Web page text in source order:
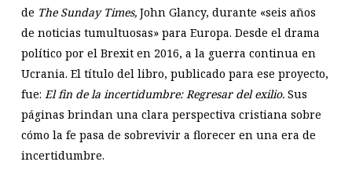
de The Sunday Times,John Glancy, durante «seis años
de noticias tumultuosas» para Europa. Desde el drama
político por el Brexit en 2016, a la guerra continua en
Ucrania. El título del libro, publicado para ese proyecto,
fue: El fin de la incertidumbre: Regresar del exilio. Sus
páginas brindan una clara perspectiva cristiana sobre
cómo la fe pasa de sobrevivir a florecer en una era de
incertidumbre.